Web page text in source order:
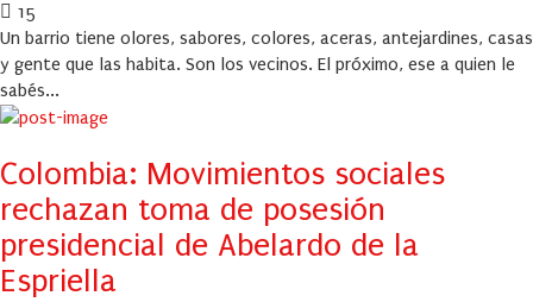
15
Un barrio tiene olores, sabores, colores, aceras, antejardines, casas
y gente que las habita. Son los vecinos. El próximo, ese a quien le
sabés...
Colombia: Movimientos sociales
rechazan toma de posesión
presidencial de Abelardo de la
Espriella